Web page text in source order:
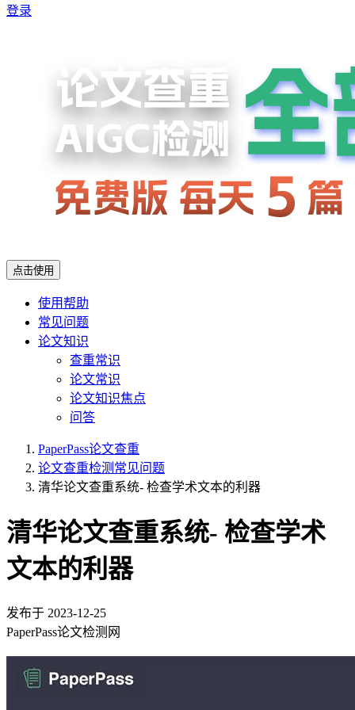
登录
点击使用
使用帮助
常见问题
论文知识
查重常识
论文常识
论文知识焦点
问答
PaperPass论文查重
论文查重检测常见问题
清华论文查重系统- 检查学术文本的利器
清华论文查重系统- 检查学术
文本的利器
发布于 2023-12-25
PaperPass论文检测网